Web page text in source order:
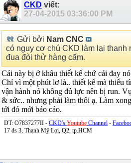
CKD viết:
27-04-2015 03:36:00 PM
Gửi bởi Nam CNC
có nguy cơ chú CKD làm lại thanh
đua đòi thử hàng cấm.
Cái này bị ở khâu thiết kế chứ cái đay
Chỉ vì một phút lơ là.. thiết kế mà thiếu
vận hành nó không đủ lực nên bị run.
& sức.. nhưng phải làm thôi ạ. Làm
tới đó mới báo cáo.
DT: O7837277II - CKD's Youtube Channel -
17 ds 3, Thạnh Mỹ Lợi, Q2, tp.HCM